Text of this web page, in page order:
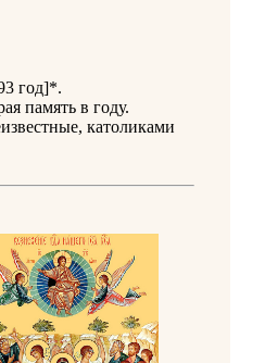
год]*.
память в году.
католиками